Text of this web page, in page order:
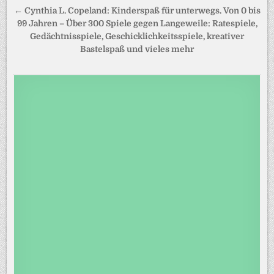
← Cynthia L. Copeland: Kinderspaß für unterwegs. Von 0 bis
99 Jahren – Über 300 Spiele gegen Langeweile: Ratespiele,
Gedächtnisspiele, Geschicklichkeitsspiele, kreativer
Bastelspaß und vieles mehr